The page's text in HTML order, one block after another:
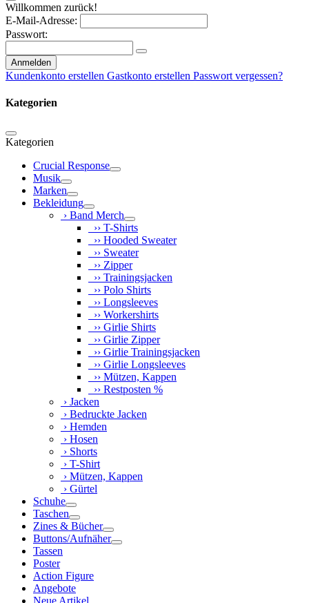
Willkommen zurück!
E-Mail-Adresse:
Passwort:
Anmelden
Kundenkonto erstellen Gastkonto erstellen Passwort vergessen?
Kategorien
Kategorien
Crucial Response
Musik
Marken
Bekleidung
› Band Merch
›› T-Shirts
›› Hooded Sweater
›› Sweater
›› Zipper
›› Trainingsjacken
›› Polo Shirts
›› Longsleeves
›› Workershirts
›› Girlie Shirts
›› Girlie Zipper
›› Girlie Trainingsjacken
›› Girlie Longsleeves
›› Mützen, Kappen
›› Restposten %
› Jacken
› Bedruckte Jacken
› Hemden
› Hosen
› Shorts
› T-Shirt
› Mützen, Kappen
› Gürtel
Schuhe
Taschen
Zines & Bücher
Buttons/Aufnäher
Tassen
Poster
Action Figure
Angebote